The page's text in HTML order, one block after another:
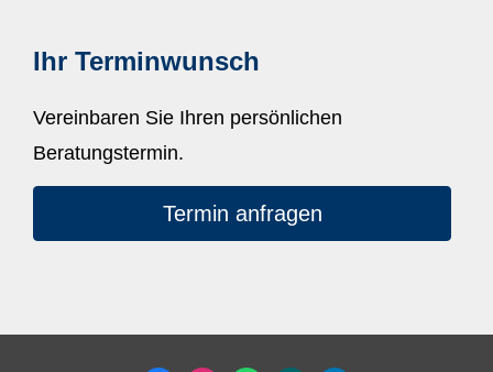
Ihr Terminwunsch
Vereinbaren Sie Ihren persönlichen
Beratungstermin.
Termin anfragen